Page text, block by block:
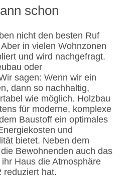
schon
nicht den besten Ruf
in vielen Wohnzonen
und wird nachgefragt.
oder
sagen: Wenn wir ein
dann so nachhaltig,
wie möglich. Holzbau
für moderne, komplexe
Baustoff ein optimales
und
bietet. Neben dem
Bewohnenden auch das
Haus die Atmosphäre
reduziert hat.